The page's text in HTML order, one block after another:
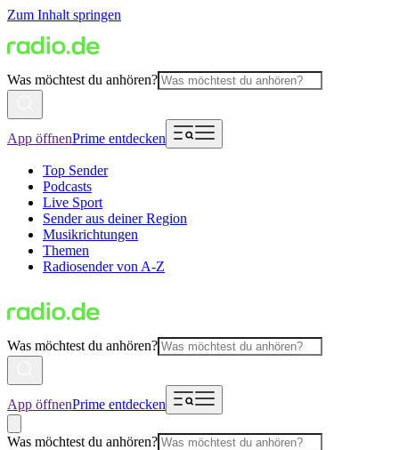
Zum Inhalt springen
Was möchtest du anhören?
App öffnenPrime entdecken
Top Sender
Podcasts
Live Sport
Sender aus deiner Region
Musikrichtungen
Themen
Radiosender von A-Z
Was möchtest du anhören?
App öffnenPrime entdecken
Was möchtest du anhören?